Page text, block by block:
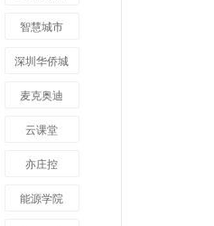
勤
智慧城市
深圳华侨城
麦克奥迪
云课堂
亦庄控
能源学院